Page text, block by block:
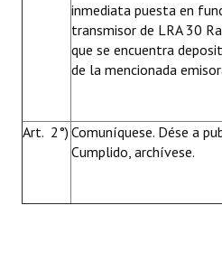
inmediata puesta en
transmisor de LRA 30
que se encuentra
de la mencionada
Art. 2°) Comuníquese. Dése a
Cumplido, archívese.